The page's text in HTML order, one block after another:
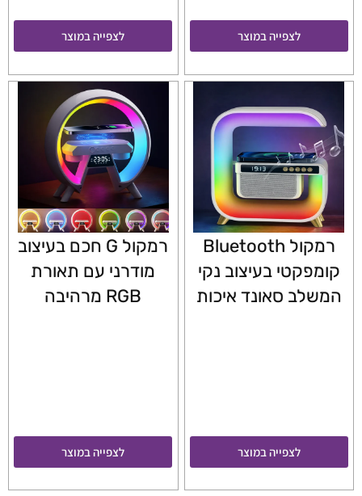
לצפייה במוצר לצפייה במוצר
רמקול Bluetooth
קומפקטי בעיצוב נקי
המשלב סאונד איכות
לצפייה במוצר
רמקול G חכם בעיצוב
מודרני עם תאורת
RGB מרהיבה
לצפייה במוצר